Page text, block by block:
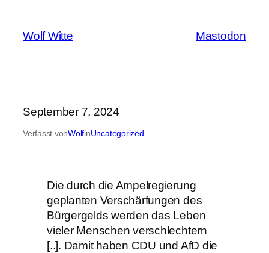
springen
Wolf Witte Mastodon
September 7, 2024
Verfasst vonWolfinUncategorized
Die durch die Ampelregierung
geplanten Verschärfungen des
Bürgergelds werden das Leben
vieler Menschen verschlechtern
[..]. Damit haben CDU und AfD die